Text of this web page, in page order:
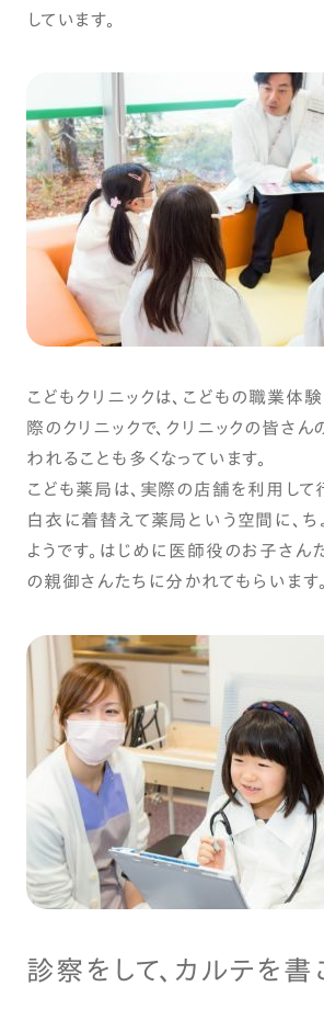
しています。
こどもクリニックは、こどもの職業体
際のクリニックで、クリニックの皆さん
われることも多くなっています。
こども薬局は、実際の店舗を利用して
白衣に着替えて薬局という空間に、ち
ようです。はじめに医師役のお子さん
の親御さんたちに分かれてもらいます。
診察をして、カルテを書